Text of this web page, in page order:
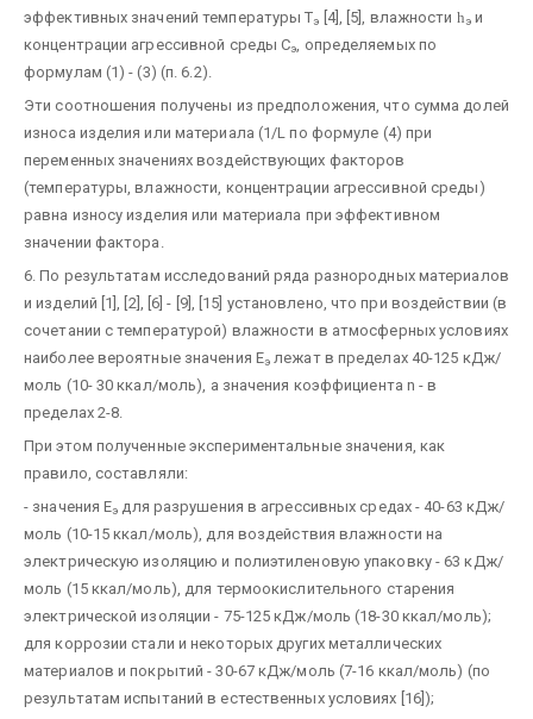
эффективных значений температуры Тэ [4], [5], влажности hэи
концентрации агрессивной среды Сэ
, определяемых по
формулам (1) - (3) (п. 6.2).
Эти соотношения получены из предположения, что сумма долей
износа изделия или материала (1/L по формуле (4) при
переменных значениях воздействующих факторов
(температуры, влажности, концентрации агрессивной среды)
равна износу изделия или материала при эффективном
значении фактора.
6. По результатам исследований ряда разнородных материалов
и изделий [1], [2], [6] - [9], [15] установлено, что при воздействии (в
сочетании с температурой) влажности в атмосферных условиях
наиболее вероятные значения Еэ лежат в пределах 40-125 кДж/
моль (10- 30 ккал/моль), а значения коэффициента n - в
пределах 2-8.
При этом полученные экспериментальные значения, как
правило, составляли:
- значения Еэ для разрушения в агрессивных средах - 40-63 кДж/
моль (10-15 ккал/моль), для воздействия влажности на
электрическую изоляцию и полиэтиленовую упаковку - 63 кДж/
моль (15 ккал/моль), для термоокислительного старения
электрической изоляции - 75-125 кДж/моль (18-30 ккал/моль);
для коррозии стали и некоторых других металлических
материалов и покрытий - 30-67 кДж/моль (7-16 ккал/моль) (по
результатам испытаний в естественных условиях [16]);